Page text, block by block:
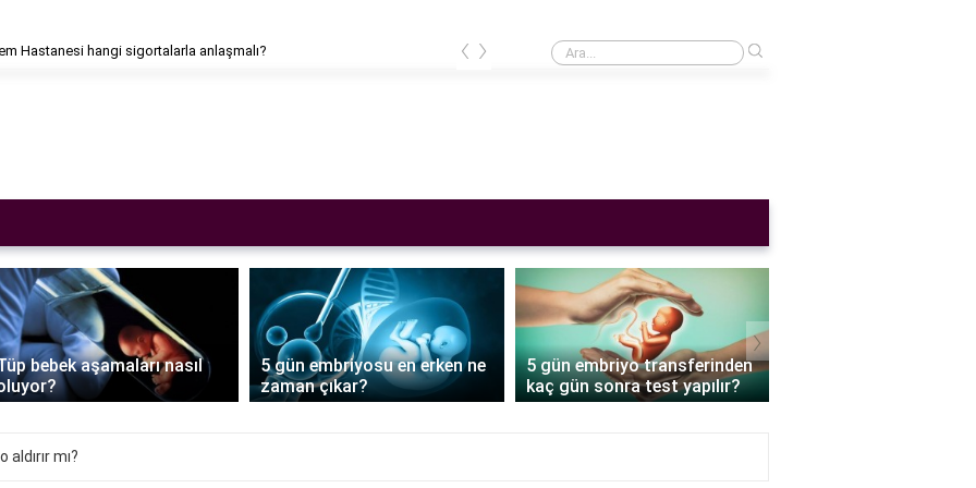
Hastanesi hangi sigortalarla anlaşmalı? Cinsel ilişkiden sonra adet gecikmesi normal mi?
‹ ›
bebek aşamaları nasıl
5 gün embriyosu en erken ne
zaman çıkar?
5 gün embriyo transferinden
kaç gün sonra test yapılır?
›
mı?